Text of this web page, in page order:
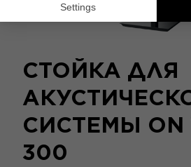
СТОЙКА ДЛЯ
СИСТЕМЫ ON
300